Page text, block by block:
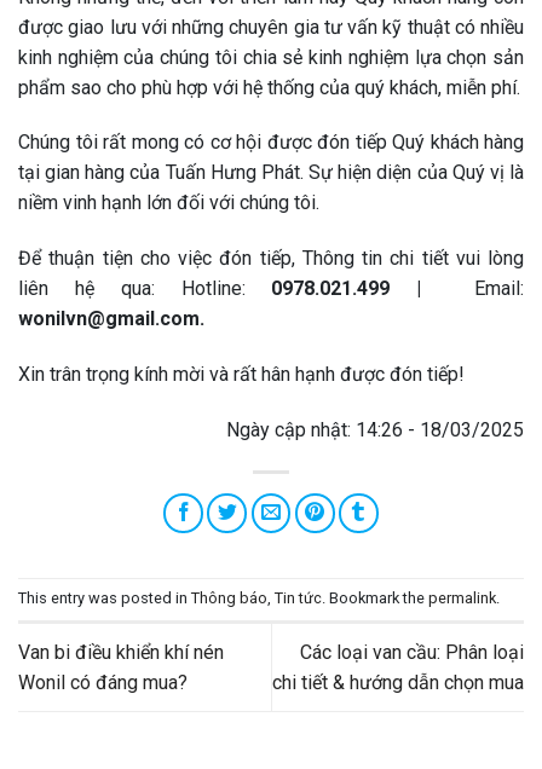
được giao lưu với những chuyên gia tư vấn kỹ thuật có nhiều
kinh nghiệm của chúng tôi chia sẻ kinh nghiệm lựa chọn sản
phẩm sao cho phù hợp với hệ thống của quý khách, miễn phí.
Chúng tôi rất mong có cơ hội được đón tiếp Quý khách hàng
tại gian hàng của Tuấn Hưng Phát. Sự hiện diện của Quý vị là
niềm vinh hạnh lớn đối với chúng tôi.
Để thuận tiện cho việc đón tiếp, Thông tin chi tiết vui lòng
liên hệ qua: Hotline: 0978.021.499 |
Email:
wonilvn@gmail.com.
Xin trân trọng kính mời và rất hân hạnh được đón tiếp!
Ngày cập nhật: 14:26 - 18/03/2025
This entry was posted in Thông báo, Tin tức. Bookmark the permalink.
Van bi điều khiển khí nén
Wonil có đáng mua?
Các loại van cầu: Phân loại
chi tiết & hướng dẫn chọn mua